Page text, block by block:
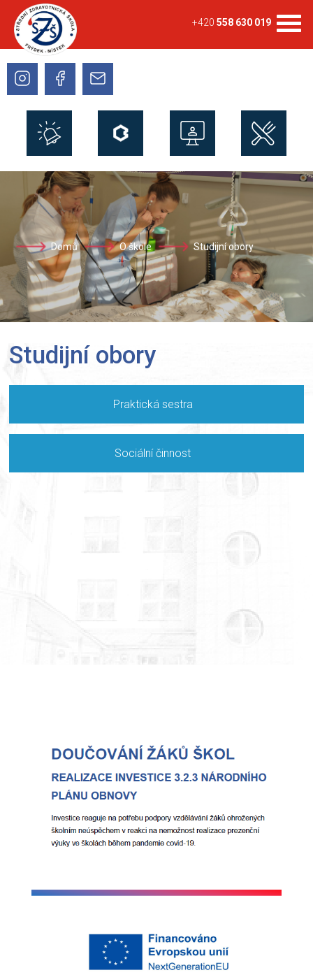
+420 558 630 019
Domů O škole Studijní obory
Studijní obory
Praktická sestra
Sociální činnost